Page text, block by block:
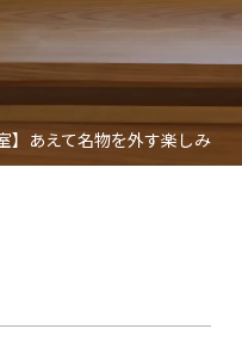
】あえて名物を外す楽しみ